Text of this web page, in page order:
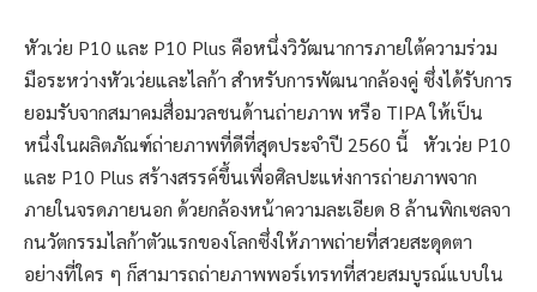
หัวเว่ย P10 และ P10 Plus คือหนึ่งวิวัฒนาการภายใต้ความร่วม
มือระหว่างหัวเว่ยและไลก้า สำหรับการพัฒนากล้องคู่ ซึ่งได้รับการ
ยอมรับจากสมาคมสื่อมวลชนด้านถ่ายภาพ หรือ TIPA ให้เป็น
หนึ่งในผลิตภัณฑ์ถ่ายภาพที่ดีที่สุดประจำปี 2560 นี้ หัวเว่ย P10
และ P10 Plus สร้างสรรค์ขึ้นเพื่อศิลปะแห่งการถ่ายภาพจาก
ภายในจรดภายนอก ด้วยกล้องหน้าความละเอียด 8 ล้านพิกเซลจา
กนวัตกรรมไลก้าตัวแรกของโลกซึ่งให้ภาพถ่ายที่สวยสะดุดตา
อย่างที่ใคร ๆ ก็สามารถถ่ายภาพพอร์เทรทที่สวยสมบูรณ์แบบใน